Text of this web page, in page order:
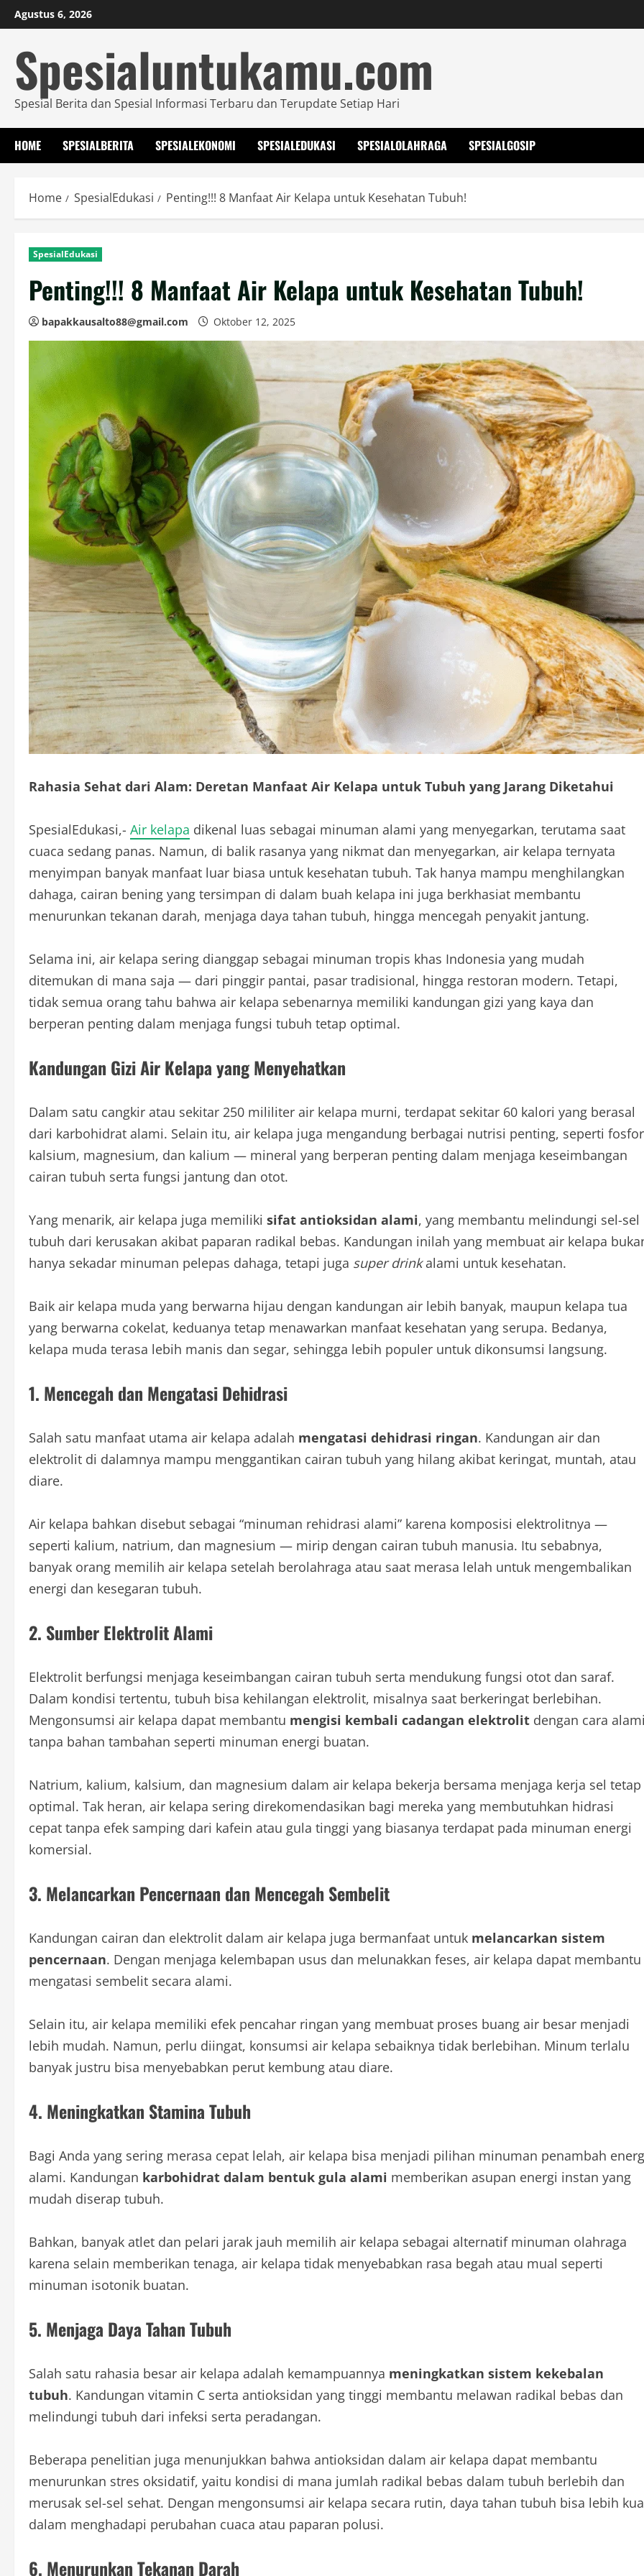
Skip
to
content
Agustus 6, 2026
Spesialuntukamu.com
Spesial Berita dan Spesial Informasi Terbaru dan Terupdate Setiap Hari
HOME SPESIALBERITA SPESIALEKONOMI SPESIALEDUKASI SPESIALOLAHRAGA SPESIALGOSIP
Home SpesialEdukasi Penting!!! 8 Manfaat Air Kelapa untuk Kesehatan Tubuh!
SpesialEdukasi
Penting!!! 8 Manfaat Air Kelapa untuk Kesehatan Tubuh!
bapakkausalto88@gmail.com Oktober 12, 2025
Rahasia Sehat dari Alam: Deretan Manfaat Air Kelapa untuk Tubuh yang Jarang Diketahui
SpesialEdukasi,- Air kelapa dikenal luas sebagai minuman alami yang menyegarkan, terutama saat
cuaca sedang panas. Namun, di balik rasanya yang nikmat dan menyegarkan, air kelapa ternyata
menyimpan banyak manfaat luar biasa untuk kesehatan tubuh. Tak hanya mampu menghilangkan
dahaga, cairan bening yang tersimpan di dalam buah kelapa ini juga berkhasiat membantu
menurunkan tekanan darah, menjaga daya tahan tubuh, hingga mencegah penyakit jantung.
Selama ini, air kelapa sering dianggap sebagai minuman tropis khas Indonesia yang mudah
ditemukan di mana saja — dari pinggir pantai, pasar tradisional, hingga restoran modern. Tetapi,
tidak semua orang tahu bahwa air kelapa sebenarnya memiliki kandungan gizi yang kaya dan
berperan penting dalam menjaga fungsi tubuh tetap optimal.
Kandungan Gizi Air Kelapa yang Menyehatkan
Dalam satu cangkir atau sekitar 250 mililiter air kelapa murni, terdapat sekitar 60 kalori yang berasal
dari karbohidrat alami. Selain itu, air kelapa juga mengandung berbagai nutrisi penting, seperti
kalsium, magnesium, dan kalium — mineral yang berperan penting dalam menjaga keseimbangan
cairan tubuh serta fungsi jantung dan otot.
Yang menarik, air kelapa juga memiliki sifat antioksidan alami, yang membantu melindungi sel-sel
tubuh dari kerusakan akibat paparan radikal bebas. Kandungan inilah yang membuat air kelapa
hanya sekadar minuman pelepas dahaga, tetapi juga super drinkalami untuk kesehatan.
Baik air kelapa muda yang berwarna hijau dengan kandungan air lebih banyak, maupun kelapa tua
yang berwarna cokelat, keduanya tetap menawarkan manfaat kesehatan yang serupa. Bedanya,
kelapa muda terasa lebih manis dan segar, sehingga lebih populer untuk dikonsumsi langsung.
1. Mencegah dan Mengatasi Dehidrasi
Salah satu manfaat utama air kelapa adalah mengatasi dehidrasi ringan. Kandungan air dan
elektrolit di dalamnya mampu menggantikan cairan tubuh yang hilang akibat keringat, muntah, atau
diare.
Air kelapa bahkan disebut sebagai “minuman rehidrasi alami” karena komposisi elektrolitnya —
seperti kalium, natrium, dan magnesium — mirip dengan cairan tubuh manusia. Itu sebabnya,
banyak orang memilih air kelapa setelah berolahraga atau saat merasa lelah untuk mengembalikan
energi dan kesegaran tubuh.
2. Sumber Elektrolit Alami
Elektrolit berfungsi menjaga keseimbangan cairan tubuh serta mendukung fungsi otot dan saraf.
Dalam kondisi tertentu, tubuh bisa kehilangan elektrolit, misalnya saat berkeringat berlebihan.
Mengonsumsi air kelapa dapat membantu mengisi kembali cadangan elektrolit dengan cara
tanpa bahan tambahan seperti minuman energi buatan.
Natrium, kalium, kalsium, dan magnesium dalam air kelapa bekerja bersama menjaga kerja sel tetap
optimal. Tak heran, air kelapa sering direkomendasikan bagi mereka yang membutuhkan hidrasi
cepat tanpa efek samping dari kafein atau gula tinggi yang biasanya terdapat pada minuman energi
komersial.
3. Melancarkan Pencernaan dan Mencegah Sembelit
Kandungan cairan dan elektrolit dalam air kelapa juga bermanfaat untuk melancarkan sistem
pencernaan. Dengan menjaga kelembapan usus dan melunakkan feses, air kelapa dapat membantu
mengatasi sembelit secara alami.
Selain itu, air kelapa memiliki efek pencahar ringan yang membuat proses buang air besar menjadi
lebih mudah. Namun, perlu diingat, konsumsi air kelapa sebaiknya tidak berlebihan. Minum terlalu
banyak justru bisa menyebabkan perut kembung atau diare.
4. Meningkatkan Stamina Tubuh
Bagi Anda yang sering merasa cepat lelah, air kelapa bisa menjadi pilihan minuman penambah
alami. Kandungan karbohidrat dalam bentuk gula alami memberikan asupan energi instan yang
mudah diserap tubuh.
Bahkan, banyak atlet dan pelari jarak jauh memilih air kelapa sebagai alternatif minuman olahraga
karena selain memberikan tenaga, air kelapa tidak menyebabkan rasa begah atau mual seperti
minuman isotonik buatan.
5. Menjaga Daya Tahan Tubuh
Salah satu rahasia besar air kelapa adalah kemampuannya meningkatkan sistem kekebalan
tubuh. Kandungan vitamin C serta antioksidan yang tinggi membantu melawan radikal bebas dan
melindungi tubuh dari infeksi serta peradangan.
Beberapa penelitian juga menunjukkan bahwa antioksidan dalam air kelapa dapat membantu
menurunkan stres oksidatif, yaitu kondisi di mana jumlah radikal bebas dalam tubuh berlebih dan
merusak sel-sel sehat. Dengan mengonsumsi air kelapa secara rutin, daya tahan tubuh bisa lebih
dalam menghadapi perubahan cuaca atau paparan polusi.
6. Menurunkan Tekanan Darah